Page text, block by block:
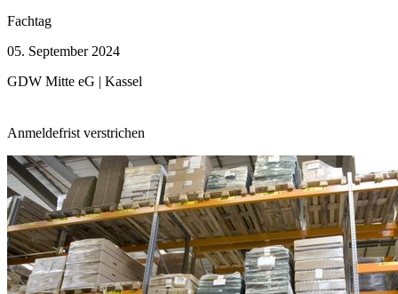
Fachtag
05. September 2024
GDW Mitte eG | Kassel
Anmeldefrist verstrichen